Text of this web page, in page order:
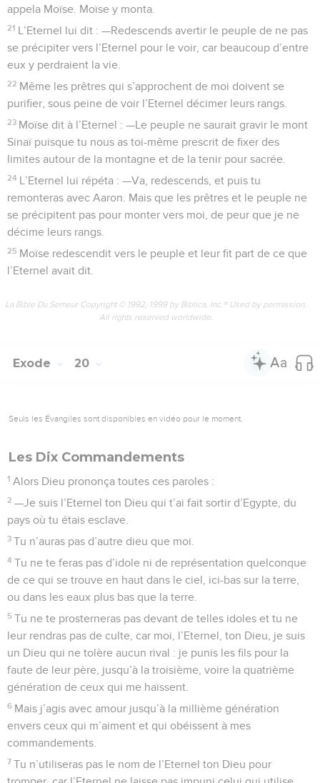
appela Moïse. Moïse y monta.
21 L’Eternel lui dit : —Redescends avertir le peuple de ne pas
se précipiter vers l’Eternel pour le voir, car beaucoup d’entre
eux y perdraient la vie.
22 Même les prêtres qui s’approchent de moi doivent se
purifier, sous peine de voir l’Eternel décimer leurs rangs.
23 Moïse dit à l’Eternel : —Le peuple ne saurait gravir le mont
Sinaï puisque tu nous as toi-même prescrit de fixer des
limites autour de la montagne et de la tenir pour sacrée.
24 L’Eternel lui répéta : —Va, redescends, et puis tu
remonteras avec Aaron. Mais que les prêtres et le peuple ne
se précipitent pas pour monter vers moi, de peur que je ne
décime leurs rangs.
25 Moïse redescendit vers le peuple et leur fit part de ce que
l’Eternel avait dit.
La Bible Du Semeur Copyright © 1992, 1999 by Biblica, Inc.® Used by permission.
All rights reserved worldwide.
Exode 20
Seuls les Évangiles sont disponibles en vidéo pour le moment.
Les Dix Commandements
1 Alors Dieu prononça toutes ces paroles :
2 —Je suis l’Eternel ton Dieu qui t’ai fait sortir d’Egypte, du
pays où tu étais esclave.
3 Tu n’auras pas d’autre dieu que moi.
4 Tu ne te feras pas d’idole ni de représentation quelconque
de ce qui se trouve en haut dans le ciel, ici-bas sur la terre,
ou dans les eaux plus bas que la terre.
5 Tu ne te prosterneras pas devant de telles idoles et tu ne
leur rendras pas de culte, car moi, l’Eternel, ton Dieu, je suis
un Dieu qui ne tolère aucun rival : je punis les fils pour la
faute de leur père, jusqu’à la troisième, voire la quatrième
génération de ceux qui me haïssent.
6 Mais j’agis avec amour jusqu’à la millième génération
envers ceux qui m’aiment et qui obéissent à mes
commandements.
7 Tu n’utiliseras pas le nom de l’Eternel ton Dieu pour